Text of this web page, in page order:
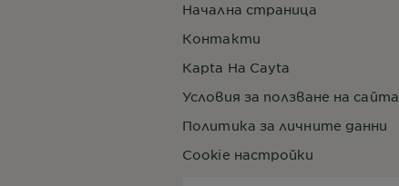
Начална страница
Контакти
Кapta Нa Сayta
Условия за ползване на сайта
Политика за личните данни
Cookie настройки